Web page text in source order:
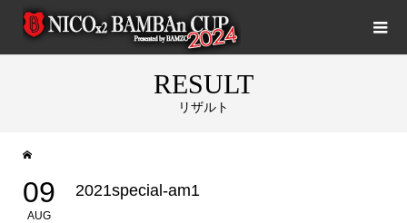
RESULT
リザルト
09
AUG
2021special-am1